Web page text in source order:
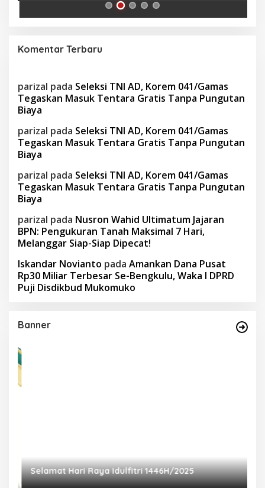
Komentar Terbaru
parizal pada Seleksi TNI AD, Korem 041/Gamas
Tegaskan Masuk Tentara Gratis Tanpa Pungutan
Biaya
parizal pada Seleksi TNI AD, Korem 041/Gamas
Tegaskan Masuk Tentara Gratis Tanpa Pungutan
Biaya
parizal pada Seleksi TNI AD, Korem 041/Gamas
Tegaskan Masuk Tentara Gratis Tanpa Pungutan
Biaya
parizal pada Nusron Wahid Ultimatum Jajaran
BPN: Pengukuran Tanah Maksimal 7 Hari,
Melanggar Siap-Siap Dipecat!
Iskandar Novianto pada Amankan Dana Pusat
Rp30 Miliar Terbesar Se-Bengkulu, Waka I DPRD
Puji Disdikbud Mukomuko
Banner
Selamat Hari Raya Idulfitri 1446H/2025